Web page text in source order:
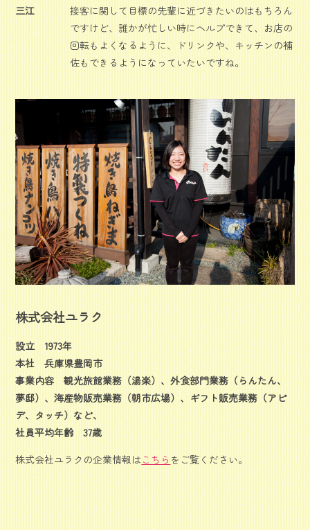
三江
接客に関して目標の先輩に近づきたいのはもちろん
ですけど、誰かが忙しい時にヘルプできて、お店の
回転もよくなるように、ドリンクや、キッチンの補
佐もできるようになっていたいですね。
株式会社ユラク
設立 1973年
本社 兵庫県豊岡市
事業内容 観光旅館業務（湯楽）、外食部門業務（らんたん、
夢邸）、海産物販売業務（朝市広場）、ギフト販売業務（アピ
デ、タッチ）など、
社員平均年齢 37歳
株式会社ユラクの企業情報はこちらをご覧ください。